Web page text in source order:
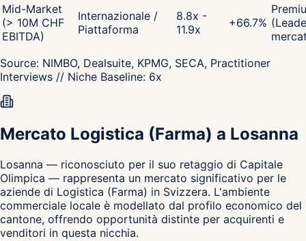
Mid-Market
(> 10M CHF
EBITDA)
Internazionale /
Piattaforma
8.8x -
11.9x
+66.7%
Source: NIMBO, Dealsuite, KPMG, SECA, Practitioner
Interviews // Niche Baseline: 6x
Mercato Logistica (Farma) a Losanna
Losanna — riconosciuto per il suo retaggio di Capitale
Olimpica — rappresenta un mercato significativo per le
aziende di Logistica (Farma) in Svizzera. L'ambiente
commerciale locale è modellato dal profilo economico del
cantone, offrendo opportunità distinte per acquirenti e
venditori in questa nicchia.